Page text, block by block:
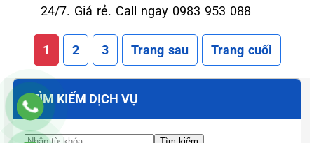
24/7. Giá rẻ. Call ngay 0983 953 088
1 2 3 Trang sau Trang cuối
TÌM KIẾM DỊCH VỤ